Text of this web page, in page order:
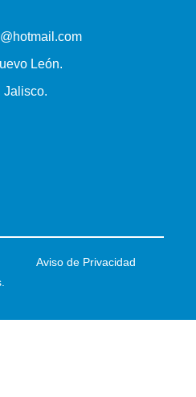
León.
Jalisco.
Aviso de Privacidad